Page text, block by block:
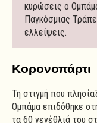
κυρώσεις ο
Παγκόσμιας
ελλείψεις.
Κορονοπάρτι
Τη στιγμή που
Ομπάμα επιδόθηκε
τα 60 γενέθλιά του